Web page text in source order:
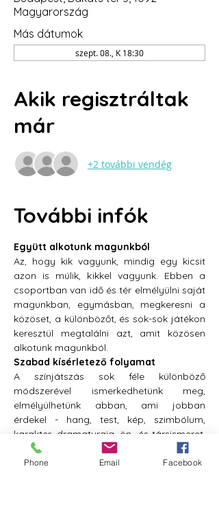
Magyarország
Más dátumok
szept. 08., K 18:30
Akik regisztráltak
már
+2 további vendég
További infók
Együtt alkotunk magunkból
Az, hogy kik vagyunk, mindig egy kicsit
azon is múlik, kikkel vagyunk. Ebben a
csoportban van idő és tér elmélyülni saját
magunkban, egymásban, megkeresni a
közöset, a különbözőt, és sok-sok játékon
keresztül megtalálni azt, amit közösen
alkotunk magunkból.
Szabad kísérletező folyamat
A színjátszás sok féle különböző
módszerével ismerkedhetünk meg,
elmélyülhetünk abban, ami jobban
érdekel - hang, test, kép, szimbólum,
karakter, dramaturgia, ön- és társismeret,
szöveg...
Rögzített előadást készítünk
Phone Email Facebook